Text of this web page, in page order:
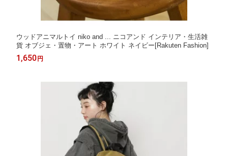
ウッドアニマルトイ niko and ... ニコアンド インテリア・生活雑
貨 オブジェ・置物・アート ホワイト ネイビー[Rakuten Fashion]
1,650 円